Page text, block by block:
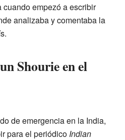
cuando empezó a escribir
analizaba y comentaba la
Shourie en el
de emergencia en la India,
para el periódico Indian